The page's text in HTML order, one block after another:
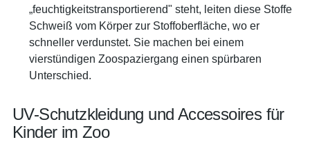
„feuchtigkeitstransportierend" steht, leiten diese Stoffe
Schweiß vom Körper zur Stoffoberfläche, wo er
schneller verdunstet. Sie machen bei einem
vierstündigen Zoospaziergang einen spürbaren
Unterschied.
UV-Schutzkleidung und Accessoires für
Kinder im Zoo